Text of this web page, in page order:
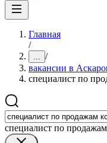
Главная
/
... /
вакансии в
специалист по
специалист по